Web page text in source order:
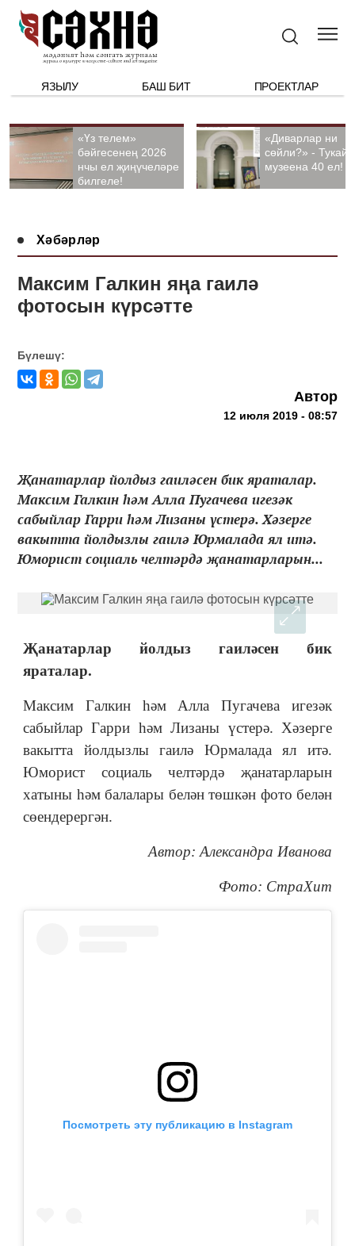
ЯЗЫЛУ БАШ БИТ ПРОЕКТЛАР
«Үз телем»
бәйгесенең 2026
нчы ел җиңүчеләре
билгеле!
«Диварлар ни
сөйли?» - Тукай
музеена 40 ел!
Хәбәрләр
Максим Галкин яңа гаилә
фотосын күрсәтте
Бүлешү:
Автор
12 июля 2019 - 08:57
Җанатарлар йолдыз гаиләсен бик яраталар.
Максим Галкин һәм Алла Пугачева игезәк
сабыйлар Гарри һәм Лизаны үстерә. Хәзерге
вакытта йолдызлы гаилә Юрмалада ял итә.
Юморист социаль челтәрдә җанатарларын...
Җанатарлар йолдыз гаиләсен бик
яраталар.
Максим Галкин һәм Алла Пугачева игезәк
сабыйлар Гарри һәм Лизаны үстерә. Хәзерге
вакытта йолдызлы гаилә Юрмалада ял итә.
Юморист социаль челтәрдә җанатарларын
хатыны һәм балалары белән төшкән фото белән
сөендерергән.
Автор: Александра Иванова
Фото: СтраХит
Посмотреть эту публикацию в Instagram